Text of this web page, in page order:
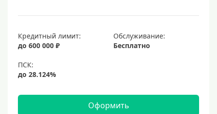
Кредитный лимит:
до 600 000 ₽
Обслуживание:
Бесплатно
Оформить